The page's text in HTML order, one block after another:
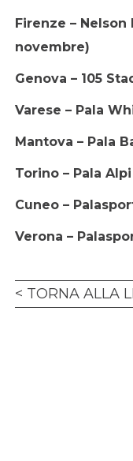
Firenze – Nelson
novembre)
Genova – 105
Varese – Pala
Mantova – Pala
Torino – Pala
Cuneo –
Verona –
TORNA ALLA